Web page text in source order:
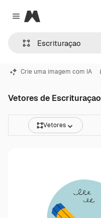
Close menu
Magnific
Crie uma imagem com IA
Vetores de Escrituraçao
Vetores